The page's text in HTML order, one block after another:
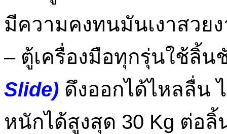
มีความคงทนมันเงาสวย
– ตู้เครื่องมือทุกรุ่นใช้ลิ้
Slide) ดึงออกได้ไหลลื่น
หนักได้สูงสุด 30 Kg ต่อลิ้